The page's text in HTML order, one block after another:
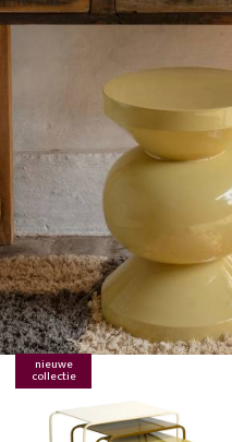
nieuwe
collectie